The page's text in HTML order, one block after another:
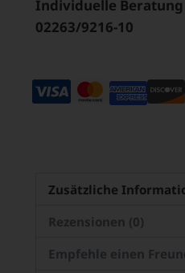
Individuelle
02263/9216-10
Zusätzliche
Rezensionen (0)
Empfehle einen